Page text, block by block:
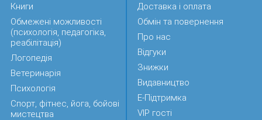
Книги
Обмежені можливості
(психологія, педагогіка,
реабілітація)
Логопедія
Ветеринарія
Психологія
Спорт, фітнес, йога, бойові
мистецтва
Доставка і оплата
Обмін та повернення
Про нас
Відгуки
Знижки
Видавництво
Е-Підтримка
VIP гості